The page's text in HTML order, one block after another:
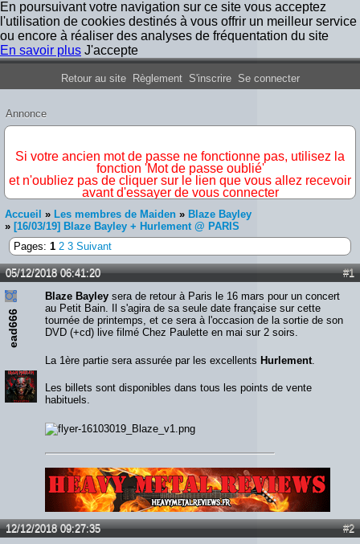
En poursuivant votre navigation sur ce site vous acceptez
l'utilisation de cookies destinés à vous offrir un meilleur service
ou encore à réaliser des analyses de fréquentation du site
En savoir plus J'accepte
Forum Iron Maiden France
Retour au site Règlement S'inscrire Se connecter
Annonce
Si votre ancien mot de passe ne fonctionne pas, utilisez la
fonction 'Mot de passe oublié'
et n'oubliez pas de cliquer sur le lien que vous allez recevoir
avant d'essayer de vous connecter
Accueil » Les membres de Maiden » Blaze Bayley
» [16/03/19] Blaze Bayley + Hurlement @ PARIS
Pages: 1 2 3 Suivant
#1
05/12/2018 06:41:20
ead666
Blaze Bayley sera de retour à Paris le 16 mars pour un concert
au Petit Bain. Il s'agira de sa seule date française sur cette
tournée de printemps, et ce sera à l'occasion de la sortie de son
DVD (+cd) live filmé Chez Paulette en mai sur 2 soirs.
La 1ère partie sera assurée par les excellents Hurlement
Les billets sont disponibles dans tous les points de vente
habituels.
Lien :http://heavymetalreviews.fr/
#2
12/12/2018 09:27:35